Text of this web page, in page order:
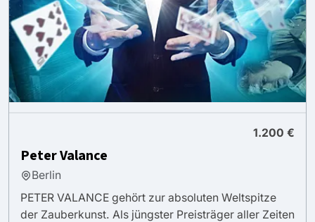
1.200 €
Peter Valance
Berlin
PETER VALANCE gehört zur absoluten Weltspitze
der Zauberkunst. Als jüngster Preisträger aller Zeiten